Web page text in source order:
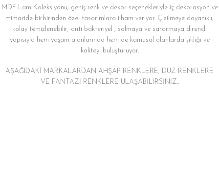
MDF Lam Koleksiyonu; geniş renk ve dekor seçenekleriyle iç dekorasyon ve
mimaride birbirinden özel tasarımlara ilham veriyor. Çizilmeye dayanıklı,
kolay temizlenebilir, anti bakteriyel , solmaya ve sararmaya dirençli
yapısıyla hem yaşam alanlarında hem de kamusal alanlarda şıklığı ve
kaliteyi buluşturuyor.
AŞAĞIDAKİ MARKALARDAN AHŞAP RENKLERE, DÜZ RENKLERE
VE FANTAZİ RENKLERE ULAŞABİLİRSİNİZ..